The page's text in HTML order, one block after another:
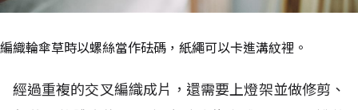
編織輪傘草時以螺絲當作砝碼，紙繩可以卡進溝紋裡。
經過重複的交叉編織成片，還需要上燈架並做修剪、